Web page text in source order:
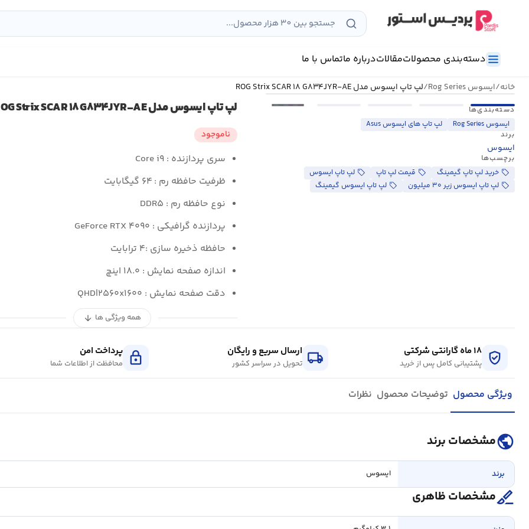
دسته‌بندی محصولاتمقالاتدرباره ماتماس با ما
خانه/ایسوس Rog Series /لپ تاپ ایسوس مدل ROG Strix SCAR ۱۸ G۸۳۴JYR-AE
•••
دسته‌بندی‌ها
ایسوس Rog Series
لپ تاپ های ایسوس Asus
برند
ایسوس
برچسب‌ها
خرید لپ تاپ گیمینگ
قیمت لپ تاپ
لپ تاپ ایسوس
لپ تاپ ایسوس زیر ۳۰ میلیون
لپ تاپ ایسوس گیمینگ
لپ تاپ ایسوس مدل ROG Strix SCAR ۱۸ G۸۳۴JYR-AE
ناموجود
سری پردازنده : Core i۹
ظرفیت حافظه رم : ۶۴ گیگابایت
نوع حافظه رم : DDR۵
پردازنده گرافیکی : GeForce RTX ۴۰۹۰
حافظه ذخیره سازی :۴ ترابایت
اندازه صفحه نمایش : ۱۸.۰ اینچ
دقت صفحه نمایش : QHD|۲۵۶۰x۱۶۰۰
همه ویژگی ها arrow_downward
verified_user ۱۸ ماه گارانتی شرکتی
پشتیبانی کامل پس از خرید local_shipping ارسال سریع و رایگان
تحویل در سراسر کشور lock پرداخت امن
محافظت از اطلاعات شما
ویژگی محصول توضیحات محصول نظرات
publicمشخصات برند
برند ایسوس
surgicalمشخصات ظاهری